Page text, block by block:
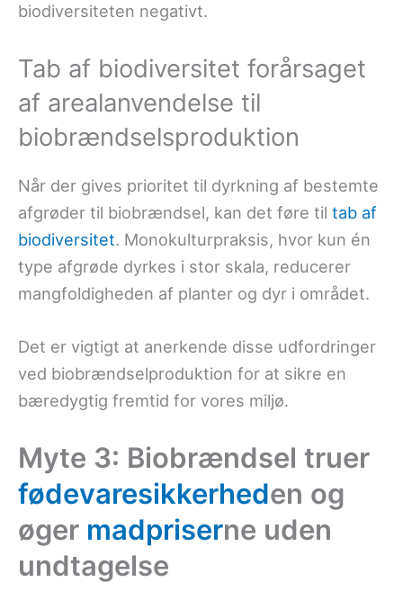
biodiversiteten negativt.
Tab af biodiversitet forårsaget
af arealanvendelse til
biobrændselsproduktion
Når der gives prioritet til dyrkning af bestemte
afgrøder til biobrændsel, kan det føre til tab af
biodiversitet. Monokulturpraksis, hvor kun én
type afgrøde dyrkes i stor skala, reducerer
mangfoldigheden af planter og dyr i området.
Det er vigtigt at anerkende disse udfordringer
ved biobrændselproduktion for at sikre en
bæredygtig fremtid for vores miljø.
Myte 3: Biobrændsel truer
fødevaresikkerheden og
øger madpriserne uden
undtagelse